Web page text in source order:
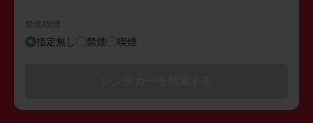
禁煙/喫煙
指定無し 禁煙 喫煙